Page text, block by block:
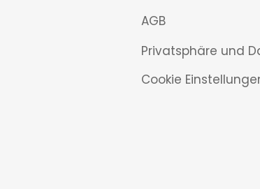
AGB
Privatsphäre und
Cookie